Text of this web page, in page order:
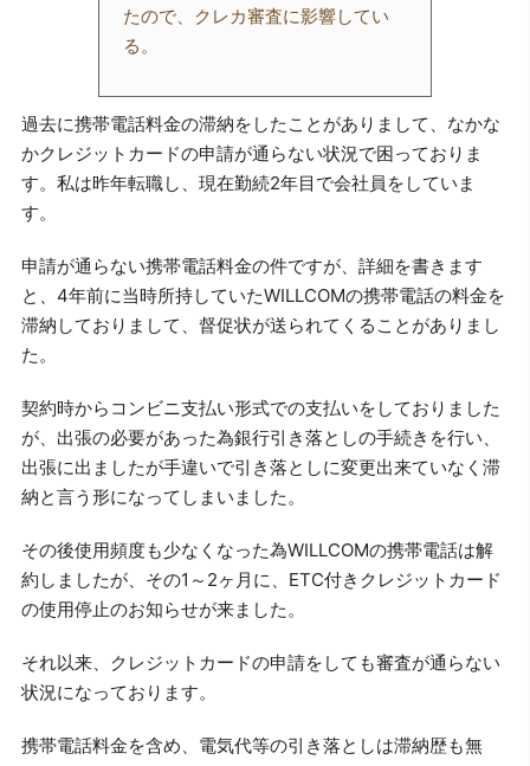
たので、クレカ審査に影響してい
る。
過去に携帯電話料金の滞納をしたことがありまして、なかな
かクレジットカードの申請が通らない状況で困っておりま
す。私は昨年転職し、現在勤続2年目で会社員をしていま
す。
申請が通らない携帯電話料金の件ですが、詳細を書きます
と、4年前に当時所持していたWILLCOMの携帯電話の料金を
滞納しておりまして、督促状が送られてくることがありまし
た。
契約時からコンビニ支払い形式での支払いをしておりました
が、出張の必要があった為銀行引き落としの手続きを行い、
出張に出ましたが手違いで引き落としに変更出来ていなく滞
納と言う形になってしまいました。
その後使用頻度も少なくなった為WILLCOMの携帯電話は解
約しましたが、その1～2ヶ月に、ETC付きクレジットカード
の使用停止のお知らせが来ました。
それ以来、クレジットカードの申請をしても審査が通らない
状況になっております。
携帯電話料金を含め、電気代等の引き落としは滞納歴も無